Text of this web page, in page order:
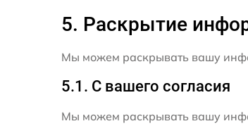
5. Раскрытие
Мы можем раскрывать вашу
5.1. С вашего согласия
Мы можем раскрывать вашу